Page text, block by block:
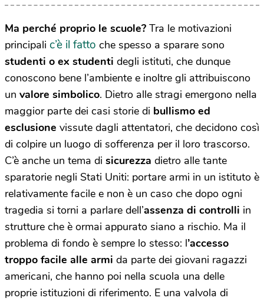
Ma perché proprio le scuole? Tra le motivazioni
principali c’è il fatto che spesso a sparare sono
studenti o ex studenti degli istituti, che dunque
conoscono bene l’ambiente e inoltre gli attribuiscono
un valore simbolico. Dietro alle stragi emergono nella
maggior parte dei casi storie di bullismo ed
esclusione vissute dagli attentatori, che decidono così
di colpire un luogo di sofferenza per il loro trascorso.
C’è anche un tema di sicurezza dietro alle tante
sparatorie negli Stati Uniti: portare armi in un istituto è
relativamente facile e non è un caso che dopo ogni
tragedia si torni a parlare dell’assenza di controlli in
strutture che è ormai appurato siano a rischio. Ma il
problema di fondo è sempre lo stesso: l’accesso
troppo facile alle armi da parte dei giovani ragazzi
americani, che hanno poi nella scuola una delle
proprie istituzioni di riferimento. E una valvola di